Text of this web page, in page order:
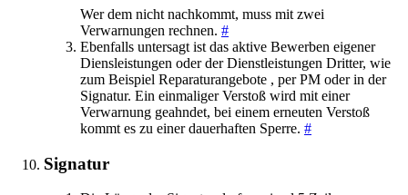
Wer dem nicht nachkommt, muss mit zwei
Verwarnungen rechnen. #
Ebenfalls untersagt ist das aktive Bewerben eigener
Diensleistungen oder der Dienstleistungen Dritter, wie
zum Beispiel Reparaturangebote , per PM oder in der
Signatur. Ein einmaliger Verstoß wird mit einer
Verwarnung geahndet, bei einem erneuten Verstoß
kommt es zu einer dauerhaften Sperre. #
Signatur